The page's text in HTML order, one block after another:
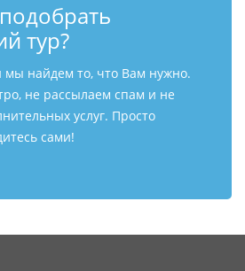
тур?
мы найдем то, что Вам нужно.
не рассылаем спам и не
услуг. Просто
сами!